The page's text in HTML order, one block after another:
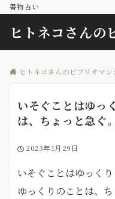
書物占い
ヒトネコさんの
ヒトネコさんのビブリオマン
いそぐことはゆっ
は、ちょっと急ぐ。
2023年1月29日
いそぐことはゆっくり
ゆっくりのことは、ち